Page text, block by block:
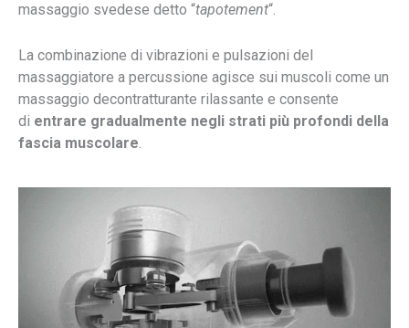
massaggio svedese detto “tapotement“.
La combinazione di vibrazioni e pulsazioni del
massaggiatore a percussione agisce sui muscoli come un
massaggio decontratturante rilassante e consente
di entrare gradualmente negli strati più profondi della
fascia muscolare